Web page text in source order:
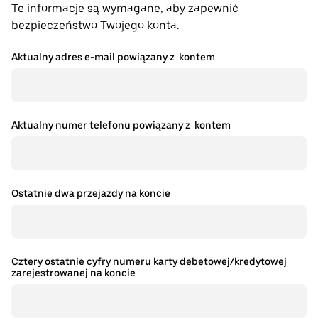
Te informacje są wymagane, aby zapewnić
bezpieczeństwo Twojego konta.
Aktualny adres e-mail powiązany z kontem
Aktualny numer telefonu powiązany z kontem
Ostatnie dwa przejazdy na koncie
Cztery ostatnie cyfry numeru karty debetowej/kredytowej
zarejestrowanej na koncie